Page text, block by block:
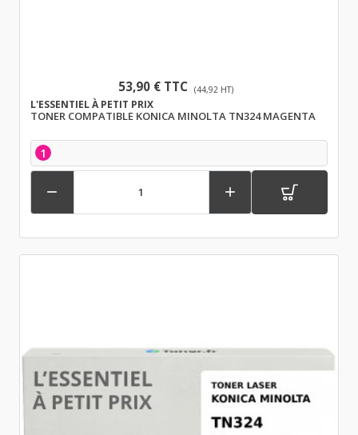
53,90 € TTC (44,92 HT)
L'ESSENTIEL À PETIT PRIX
TONER COMPATIBLE KONICA MINOLTA TN324 MAGENTA
1
 